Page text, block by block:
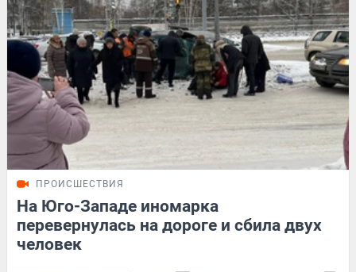
ПРОИСШЕСТВИЯ
На Юго-Западе иномарка
перевернулась на дороге и сбила двух
человек